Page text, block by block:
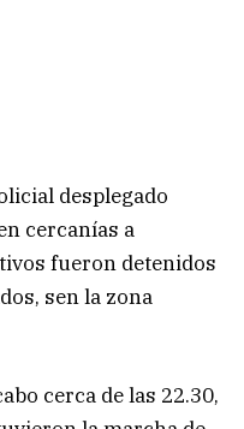
desplegado
cercanías a
fueron detenidos
sen la zona
cerca de las 22.30,